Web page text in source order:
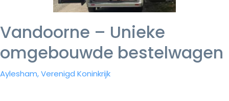
Vandoorne – Unieke
omgebouwde bestelwagen
Aylesham, Verenigd Koninkrijk